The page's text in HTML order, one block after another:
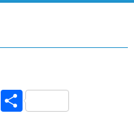
C S